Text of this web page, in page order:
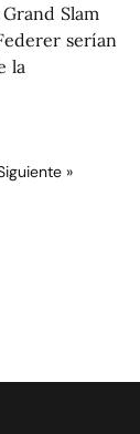
Slam
serían
la
»